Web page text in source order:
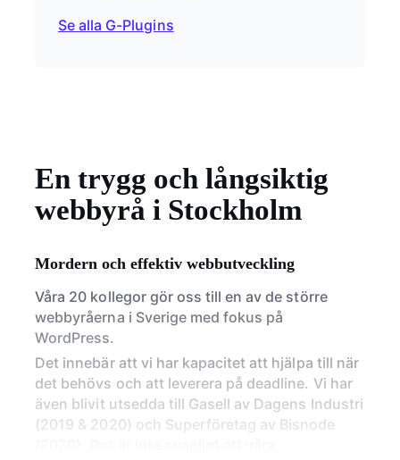
Se alla G-Plugins
En trygg och långsiktig
webbyrå i Stockholm
Mordern och effektiv webbutveckling
Våra 20 kollegor gör oss till en av de större
webbyråerna i Sverige med fokus på
WordPress.
Det innebär att vi har kapacitet att hjälpa till när
det behövs och att leverera på deadline. Vi har
även blivit utsedda till Gasell av Dagens Industri
(2019 & 2020) och Superföretag av Bisnode